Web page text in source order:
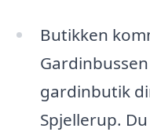
Butikken
gardinbutik
Spjellerup.